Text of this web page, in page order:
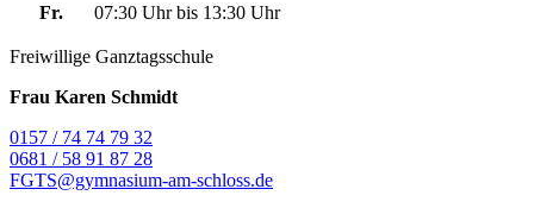
Fr.
07:30 Uhr bis 13:30 Uhr
Freiwillige Ganztagsschule
Frau Karen Schmidt
0157 / 74 74 79 32
0681 / 58 91 87 28
FGTS@gymnasium-am-schloss.de